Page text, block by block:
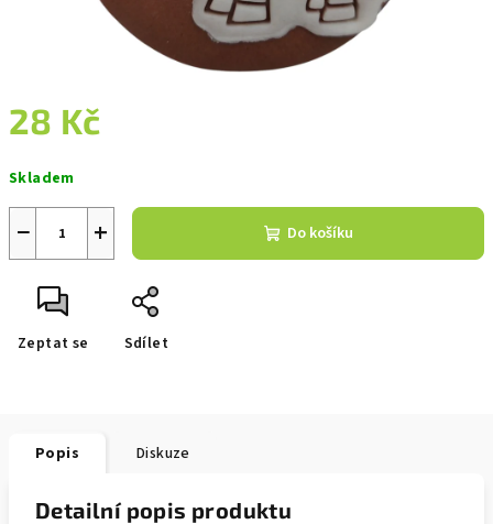
28 Kč
cena:
Skladem
+
− Do košíku
Zeptat se Sdílet
Popis Diskuze
Detailní popis produktu